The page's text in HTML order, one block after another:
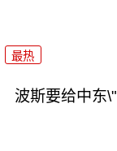
最热
波斯要给中东